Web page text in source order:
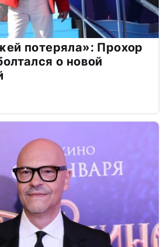
потеряла»: Прохор
о новой